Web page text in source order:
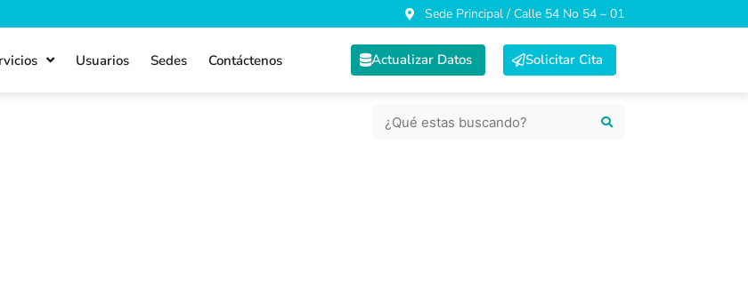
Sede Principal / Calle 54 No 54 – 01
Usuarios Sedes Contáctenos Actualizar Datos Solicitar Cita